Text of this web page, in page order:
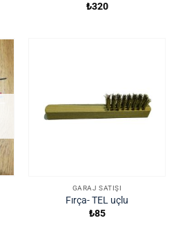
₺320
GARAJ SATIŞI
Fırça- TEL uçlu
₺85